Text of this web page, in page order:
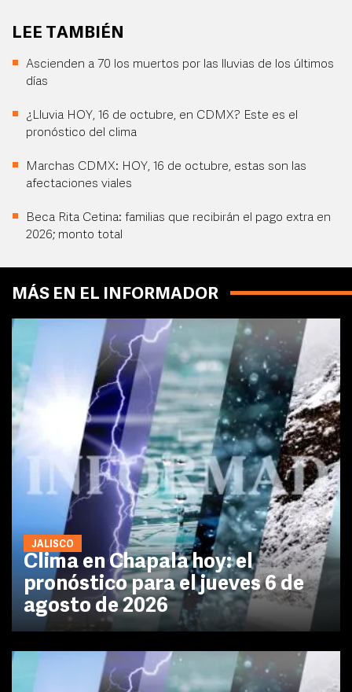
LEE TAMBIÉN
Ascienden a 70 los muertos por las lluvias de los últimos
días
¿Lluvia HOY, 16 de octubre, en CDMX? Este es el
pronóstico del clima
Marchas CDMX: HOY, 16 de octubre, estas son las
afectaciones viales
Beca Rita Cetina: familias que recibirán el pago extra en
2026; monto total
MÁS EN EL INFORMADOR
JALISCO
Clima en Chapala hoy: el
pronóstico para el jueves 6 de
agosto de 2026